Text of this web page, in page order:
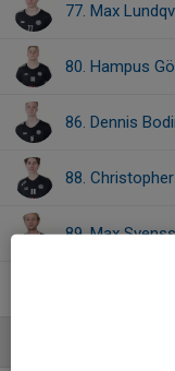
77. Max
80. Hampus
86. Dennis
88.
89. Max
97. Nathanael